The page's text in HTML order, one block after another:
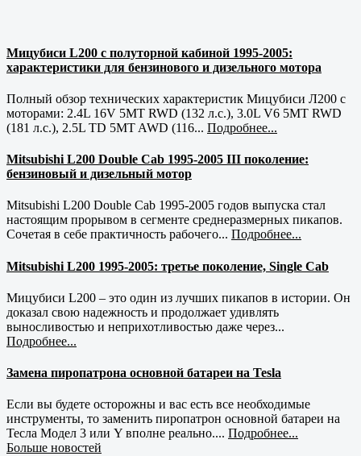
Мицубиси L200 с полуторной кабиной 1995-2005:
характеристики для бензинового и дизельного мотора
Полный обзор технических характеристик Мицубиси Л200 с
моторами: 2.4L 16V 5MT RWD (132 л.с.), 3.0L V6 5MT RWD
(181 л.с.), 2.5L TD 5MT AWD (116... Подробнее...
Mitsubishi L200 Double Cab 1995-2005 III поколение:
бензиновый и дизельный мотор
Mitsubishi L200 Double Cab 1995-2005 годов выпуска стал
настоящим прорывом в сегменте среднеразмерных пикапов.
Сочетая в себе практичность рабочего... Подробнее...
Mitsubishi L200 1995-2005: третье поколение, Single Cab
Мицубиси L200 – это один из лучших пикапов в истории. Он
доказал свою надежность и продолжает удивлять
выносливостью и неприхотливостью даже через...
Подробнее...
Замена пиропатрона основной батареи на Tesla
Если вы будете осторожны и вас есть все необходимые
инструменты, то заменить пиропатрон основной батареи на
Тесла Модел 3 или Y вполне реально.... Подробнее...
Больше новостей